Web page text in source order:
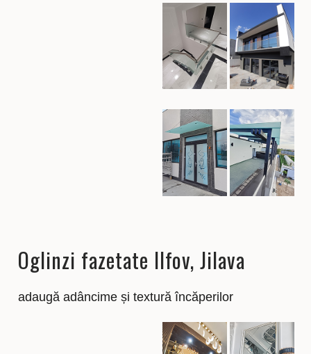
Oglinzi fazetate Ilfov, Jilava
adaugă adâncime și textură încăperilor